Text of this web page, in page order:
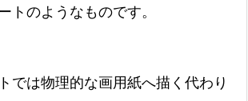
トのようなものです。
では物理的な画用紙へ描く代わり